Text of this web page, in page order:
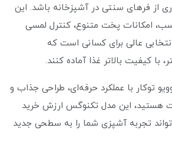
از فرهای سنتی در آشپزخانه باشد. این
امکانات پخت متنوع، کنترل لمسی
عالی برای کسانی است که
با کیفیت بالاتر غذا آماده کنند.
توکار با عملکرد حرفه‌ای، طراحی جذاب و
هستید، این مدل تکنوگس ارزش خرید
تجربه آشپزی شما را به سطحی جدید